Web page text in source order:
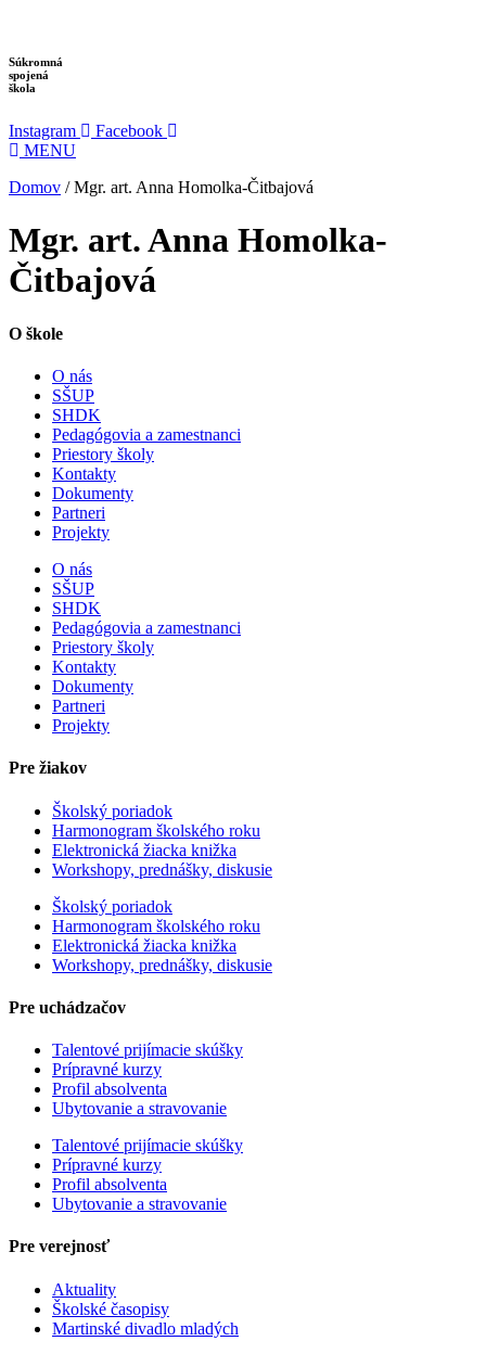
obsah
Súkromná
spojená
škola
Instagram
Facebook
MENU
Domov /Mgr. art. Anna Homolka-Čitbajová
Mgr. art. Anna Homolka-
Čitbajová
O škole
O nás
SŠUP
SHDK
Pedagógovia a zamestnanci
Priestory školy
Kontakty
Dokumenty
Partneri
Projekty
O nás
SŠUP
SHDK
Pedagógovia a zamestnanci
Priestory školy
Kontakty
Dokumenty
Partneri
Projekty
Pre žiakov
Školský poriadok
Harmonogram školského roku
Elektronická žiacka knižka
Workshopy, prednášky, diskusie
Školský poriadok
Harmonogram školského roku
Elektronická žiacka knižka
Workshopy, prednášky, diskusie
Pre uchádzačov
Talentové prijímacie skúšky
Prípravné kurzy
Profil absolventa
Ubytovanie a stravovanie
Talentové prijímacie skúšky
Prípravné kurzy
Profil absolventa
Ubytovanie a stravovanie
Pre verejnosť
Aktuality
Školské časopisy
Martinské divadlo mladých